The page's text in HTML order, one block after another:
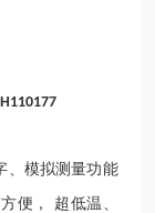
H110177
、模拟测量功能
便，
超低温、